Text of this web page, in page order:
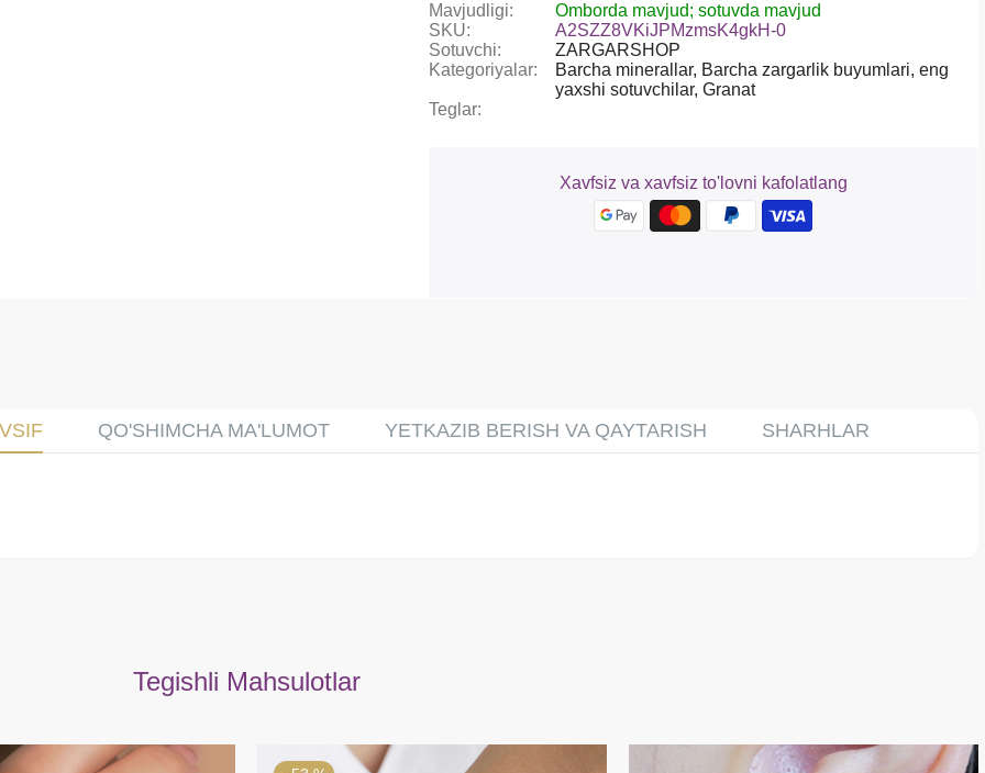
Mavjudligi:
Omborda mavjud; sotuvda mavjud
SKU:
A2SZZ8VKiJPMzmsK4gkH-0
Sotuvchi:
ZARGARSHOP
Kategoriyalar:
Barcha minerallar, Barcha zargarlik buyumlari, eng
yaxshi sotuvchilar, Granat
Teglar:
Xavfsiz va xavfsiz to'lovni kafolatlang
QO'SHIMCHA MA'LUMOT YETKAZIB BERISH VA QAYTARISH SHARHLAR
Tegishli Mahsulotlar